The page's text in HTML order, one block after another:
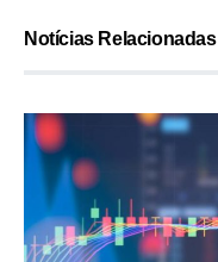
Notícias Relacionadas